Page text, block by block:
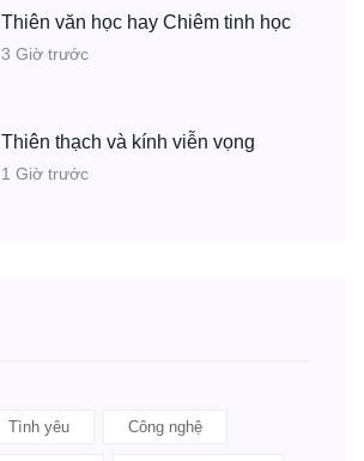
Thiên văn học hay Chiêm tinh học
3 Giờ trước
Thiên thạch và kính viễn vọng
1 Giờ trước
Tình yêu Công nghệ